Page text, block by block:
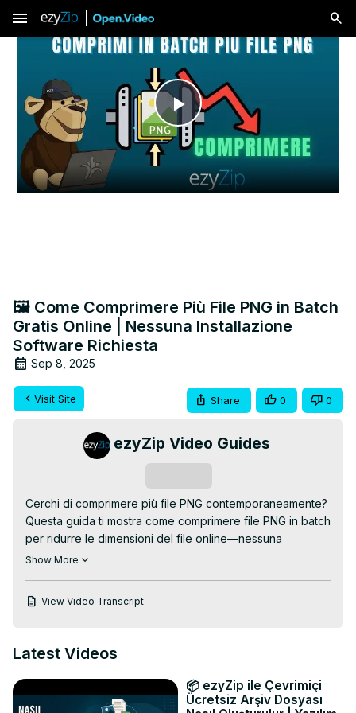
menu
Play
Video
🖼️ Come Comprimere Più File PNG in Batch
Gratis Online | Nessuna Installazione
Software Richiesta
Sep 8, 2025
Visit Site Share 0 0
ezyZip Video Guides
Cerchi di comprimere più file PNG contemporaneamente?
Questa guida ti mostra come comprimere file PNG in batch
per ridurre le dimensioni del file online—nessuna
installazione, nessun fastidio, solo elaborazione batch
https://www.ezyzip.com/comprimere-png-online.html
comprimere" e scegli tutti i file PNG che vuoi comprimere
2. Il sistema elabora automaticamente il tuo batch di file –
può richiedere alcuni secondi a seconda del numero di
Show More
View Video Transcript
Latest Videos
📦 ezyZip ile Çevrimiçi
Ücretsiz Arşiv Dosyası